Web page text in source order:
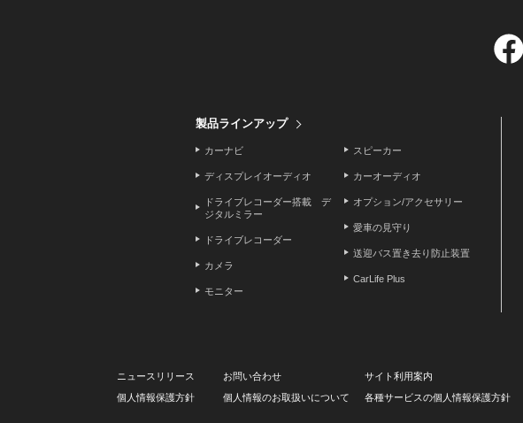
製品ラインアップ
カーナビ
ディスプレイオーディオ
ドライブレコーダー搭載 デ
ジタルミラー
ドライブレコーダー
カメラ
モニター
スピーカー
カーオーディオ
オプション/アクセサリー
愛車の見守り
送迎バス置き去り防止装置
CarLife Plus
ニュースリリース お問い合わせ
サイト利用案内
個人情報保護方針
個人情報のお取扱いについて 各種サービスの個人情報保護方針